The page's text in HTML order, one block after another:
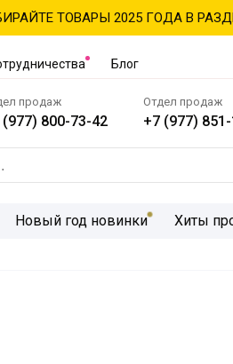
ТОВАРЫ 2025 ГОДА В
Блог
продаж
800-73-42
Отдел продаж
+7 (977)
Новый год новинки Хиты